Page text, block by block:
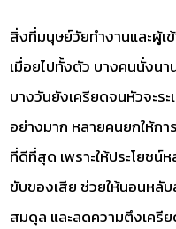
สิ่งที่มนุษย์วัยทำงานและผู้
เมื่อยไปทั้งตัว บางคนนั่งน
บางวันยังเครียดจนหัวจะร
อย่างมาก หลายคนยกให้ก
ที่ดีที่สุด เพราะให้ประโยชน์
ขับของเสีย ช่วยให้นอนหลั
สมดุล และลดความตึงเครี